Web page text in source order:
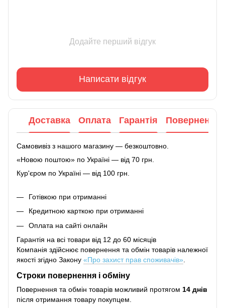
Додайте перший відгук
Написати відгук
Доставка Оплата Гарантія Повернення
Самовивіз з нашого магазину — безкоштовно.
«Новою поштою» по Україні — від 70 грн.
Кур'єром по Україні — від 100 грн.
Готівкою при отриманні
Кредитною карткою при отриманні
Оплата на сайті онлайн
Гарантія на всі товари від 12 до 60 місяців
Компанія здійснює повернення та обмін товарів належної
якості згідно Закону «Про захист прав споживачів»
Строки повернення і обміну
Повернення та обмін товарів можливий протягом 14 днів
після отримання товару покупцем.